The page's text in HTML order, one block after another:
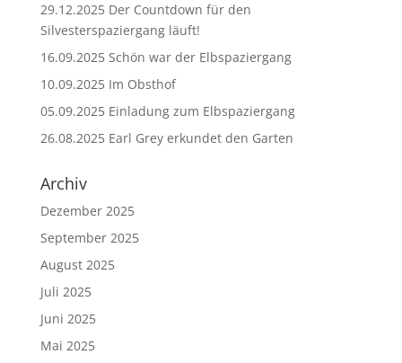
29.12.2025 Der Countdown für den
Silvesterspaziergang läuft!
16.09.2025 Schön war der Elbspaziergang
10.09.2025 Im Obsthof
05.09.2025 Einladung zum Elbspaziergang
26.08.2025 Earl Grey erkundet den Garten
Archiv
Dezember 2025
September 2025
August 2025
Juli 2025
Juni 2025
Mai 2025